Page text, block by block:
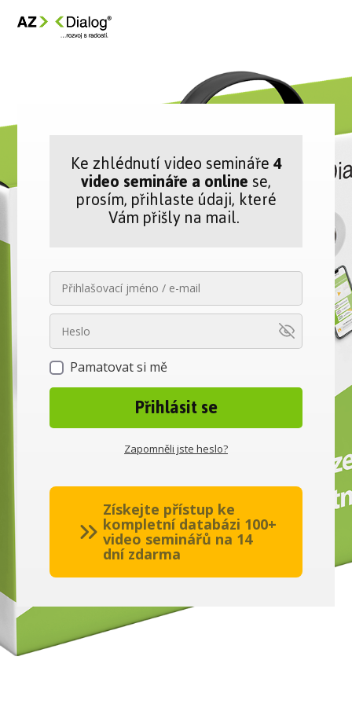
Ke zhlédnutí video semináře4
video semináře a onlinese,
prosím, přihlaste údaji, které
Vám přišly na mail.
Pamatovat si mě
Přihlásit se
Zapomněli jste heslo?
Získejte přístup ke
kompletní databázi 100+
video seminářů na 14
dní zdarma